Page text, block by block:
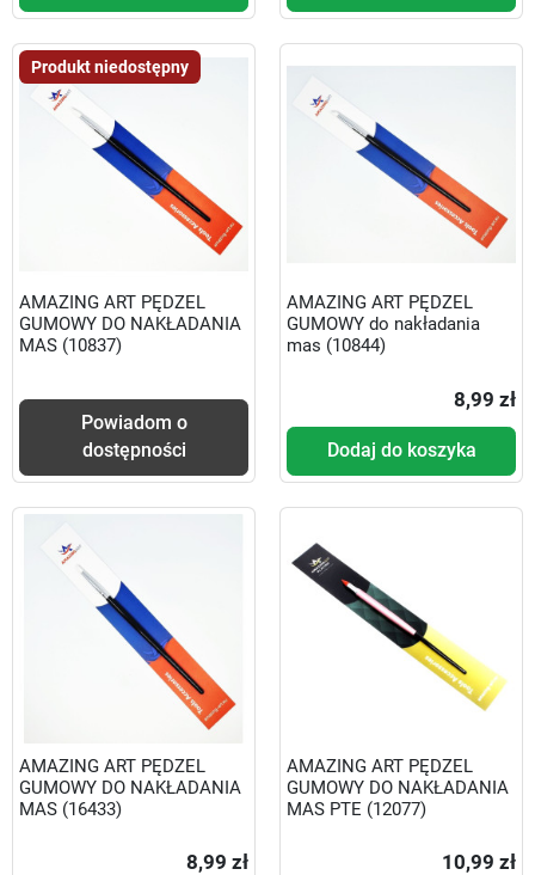
Produkt niedostępny
AMAZING ART PĘDZEL
GUMOWY DO NAKŁADANIA
MAS (10837)
Powiadom o
dostępności
AMAZING ART PĘDZEL
GUMOWY do nakładania
mas (10844)
8,99 zł
Dodaj do koszyka
AMAZING ART PĘDZEL
GUMOWY DO NAKŁADANIA
MAS (16433)
8,99 zł
AMAZING ART PĘDZEL
GUMOWY DO NAKŁADANIA
MAS PTE (12077)
10,99 zł